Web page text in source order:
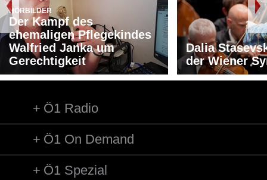
HÖRBILDER
Der Kampf des
ehemaligen Pflegekindes
Walfried Janka um
Gerechtigkeit
Dalia
der Wiener
Ö1 Radio
Ö1 On Demand
Ö1 Spezial